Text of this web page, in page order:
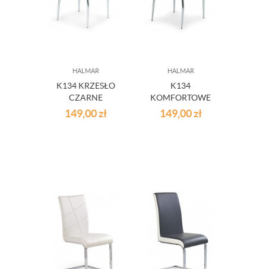
HALMAR
K134 KRZESŁO
CZARNE
149,00zł
HALMAR
K134
KOMFORTOWE
KRZESŁO BEŻ
149,00zł